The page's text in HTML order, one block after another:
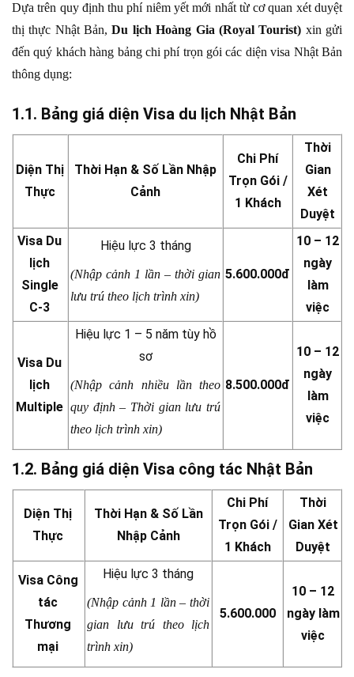
Dựa trên quy định thu phí niêm yết mới nhất từ cơ quan xét duyệt
thị thực Nhật Bản,Du lịch Hoàng Gia (Royal Tourist) xin gửi
đến quý khách hàng bảng chi phí trọn gói các diện visa Nhật Bản
thông dụng:
1.1. Bảng giá diện Visa du lịch Nhật Bản
Diện Thị
Thực
Thời Hạn & Số Lần Nhập
Cảnh
Chi Phí
Trọn Gói /
1 Khách
Thời
Gian
Xét
Duyệt
Visa Du
lịch
Single
C-3
Hiệu lực 3 tháng
(Nhập cảnh 1 lần – thời gian
lưu trú theo lịch trình xin)
5.600.000đ
10 – 12
ngày
làm
việc
Visa Du
lịch
Multiple
Hiệu lực 1 – 5 năm tùy hồ
sơ
(Nhập cảnh nhiều lần theo
quy định – Thời gian lưu trú
theo lịch trình xin)
8.500.000đ
10 – 12
ngày
làm
việc
1.2. Bảng giá diện Visa công tác Nhật Bản
Diện Thị
Thực
Thời Hạn & Số Lần
Nhập Cảnh
Chi Phí
Trọn Gói /
1 Khách
Thời
Gian Xét
Duyệt
Visa Công
tác
Thương
mại
Hiệu lực 3 tháng
(Nhập cảnh 1 lần – thời
gian lưu trú theo lịch
trình xin)
5.600.000
10 – 12
ngày làm
việc